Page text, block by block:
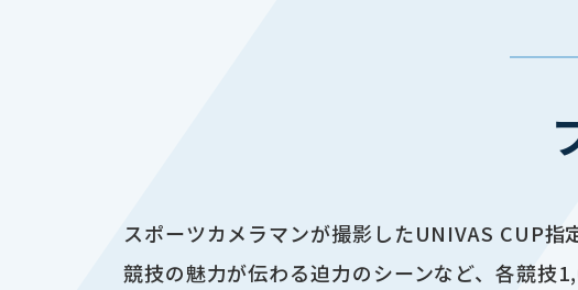
スポーツカメラマンが撮影したUNIVAS CUP
競技の魅力が伝わる迫力のシーンなど、各競技